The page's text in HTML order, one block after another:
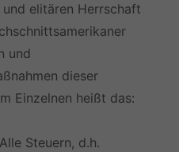
elitären Herrschaft
und
dieser
Einzelnen heißt das:
Steuern, d.h.